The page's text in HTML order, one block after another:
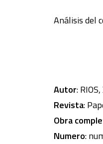
Análisis del
Autor:
Revista:
Obra
Numero: